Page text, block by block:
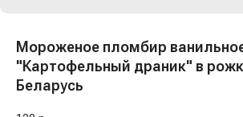
Мороженое пломбир
"Картофельный драник" в
Беларусь